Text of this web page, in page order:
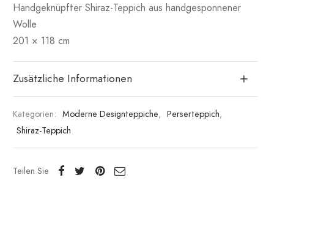
Handgeknüpfter Shiraz-Teppich aus handgesponnener
Wolle
201 × 118 cm
Zusätzliche Informationen
Kategorien: Moderne Designteppiche, Perserteppich,
Shiraz-Teppich
Teilen Sie